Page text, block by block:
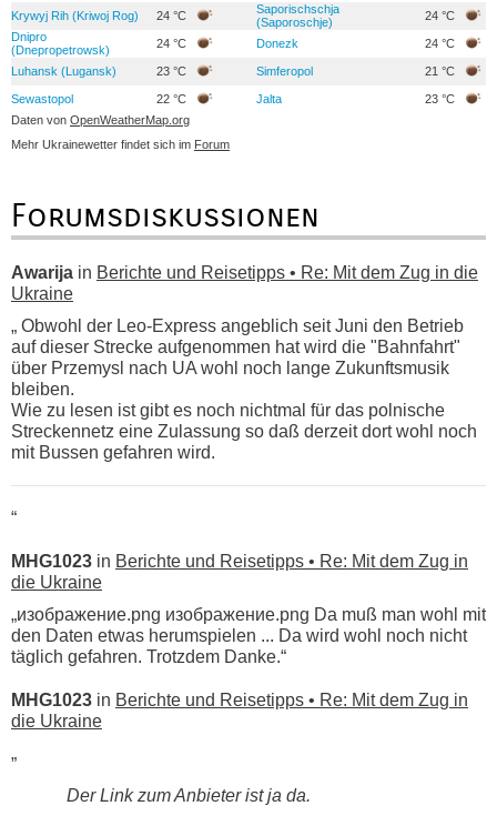
Krywyj Rih (Kriwoj Rog) 24 °C
Saporischschja
(Saporoschje)
24 °C
Dnipro
(Dnepropetrowsk)
24 °C Donezk 24 °C
Luhansk (Lugansk) 23 °C Simferopol 21 °C
Sewastopol 22 °C Jalta
23 °C
Daten von OpenWeatherMap.org
Mehr Ukrainewetter findet sich im Forum
Forumsdiskussionen
Awarija in Berichte und Reisetipps • Re: Mit dem Zug in die
Ukraine
„ Obwohl der Leo-Express angeblich seit Juni den Betrieb
auf dieser Strecke aufgenommen hat wird die "Bahnfahrt"
über Przemysl nach UA wohl noch lange Zukunftsmusik
bleiben.
Wie zu lesen ist gibt es noch nichtmal für das polnische
Streckennetz eine Zulassung so daß derzeit dort wohl noch
mit Bussen gefahren wird.
“
MHG1023 in Berichte und Reisetipps • Re: Mit dem Zug in
die Ukraine
„изображение.png изображение.png Da muß man wohl mit
den Daten etwas herumspielen ... Da wird wohl noch nicht
täglich gefahren. Trotzdem Danke.“
MHG1023 in Berichte und Reisetipps • Re: Mit dem Zug in
die Ukraine
„
Der Link zum Anbieter ist ja da.